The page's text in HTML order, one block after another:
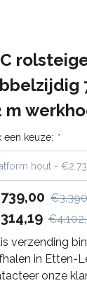
m
een keuze: *
verzending
in Etten-
onze